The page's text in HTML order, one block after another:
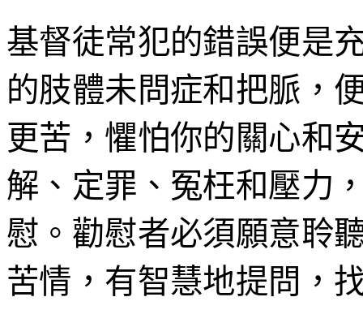
基督徒常犯的錯誤便是
的肢體未問症和把脈，
更苦，懼怕你的關心和
解、定罪、冤枉和壓力
慰。勸慰者必須願意聆
苦情，有智慧地提問，